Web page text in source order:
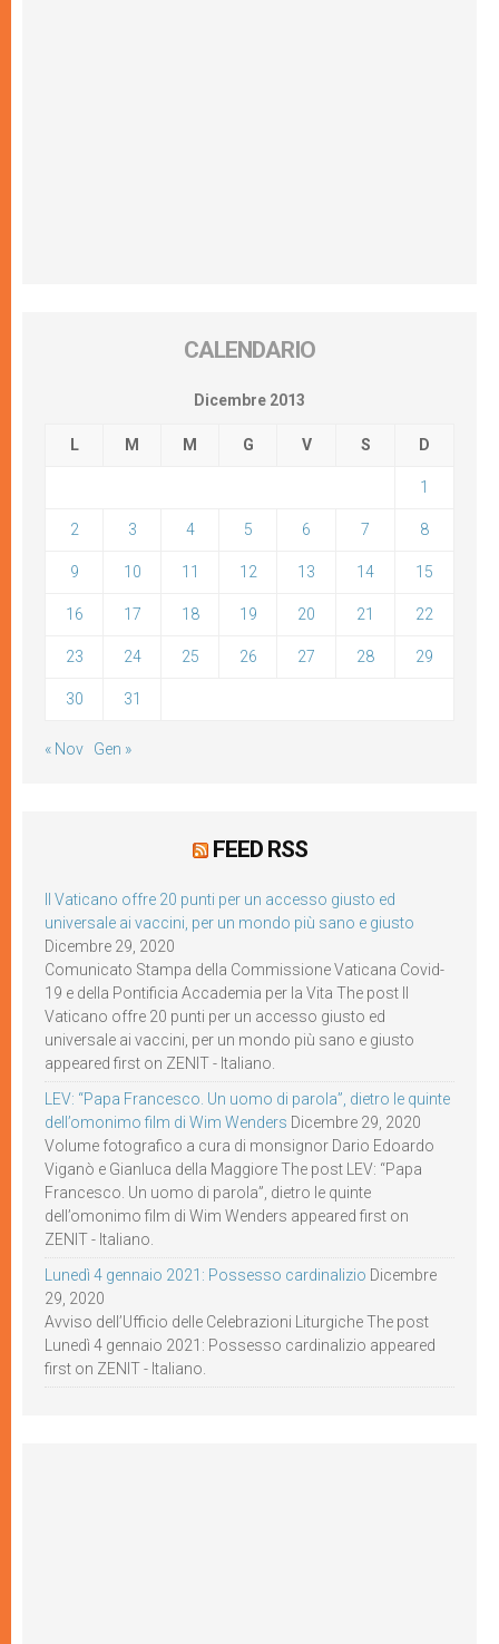
CALENDARIO
Dicembre 2013
L M M G V S D
1
2 3 4 5 6 7 8
9 10 11 12 13 14 15
16 17 18 19 20 21 22
23 24 25 26 27 28 29
30 31
« Nov Gen »
FEED RSS
Il Vaticano offre 20 punti per un accesso giusto ed
universale ai vaccini, per un mondo più sano e giusto
Dicembre 29, 2020
Comunicato Stampa della Commissione Vaticana Covid-
19 e della Pontificia Accademia per la Vita The post Il
Vaticano offre 20 punti per un accesso giusto ed
universale ai vaccini, per un mondo più sano e giusto
appeared first on ZENIT - Italiano.
LEV: “Papa Francesco. Un uomo di parola”, dietro le quinte
dell’omonimo film di Wim Wenders Dicembre 29, 2020
Volume fotografico a cura di monsignor Dario Edoardo
Viganò e Gianluca della Maggiore The post LEV: “Papa
Francesco. Un uomo di parola”, dietro le quinte
dell’omonimo film di Wim Wenders appeared first on
ZENIT - Italiano.
Lunedì 4 gennaio 2021: Possesso cardinalizio Dicembre
29, 2020
Avviso dell’Ufficio delle Celebrazioni Liturgiche The post
Lunedì 4 gennaio 2021: Possesso cardinalizio appeared
first on ZENIT - Italiano.